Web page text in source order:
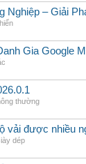
Nghiệp – Giải
Gia Google
thường
vải được nhiều
dép